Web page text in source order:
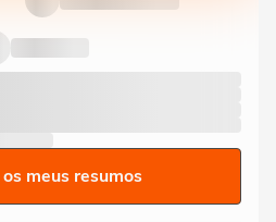
meus resumos